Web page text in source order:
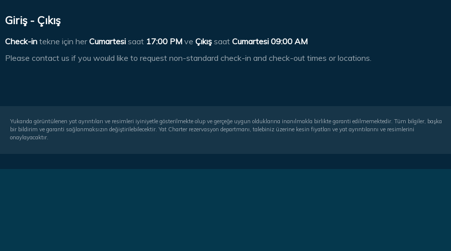
Giriş - Çıkış
Check-in tekne için herCumartesi saat 17:00 PM ve Çıkış saat Cumartesi 09:00 AM
Please contact us if you would like to request non-standard check-in and check-out times or locations.
Yukarıda görüntülenen yat ayrıntıları ve resimleri iyiniyetle gösterilmekte olup ve gerçeğe uygun olduklarına inanılmakla birlikte garanti edilmemektedir. Tüm bilgiler, başka
bir bildirim ve garanti sağlanmaksızın değiştirilebilecektir. Yat Charter rezervasyon departmanı, talebiniz üzerine kesin fiyatları ve yat ayrıntılarını ve resimlerini
onaylayacaktır.